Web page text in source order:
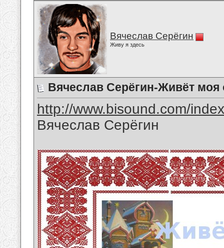
Вячеслав Серёгин
Живу я здесь
Вячеслав Серёгин-Живёт моя
http://www.bisound.com/
Вячеслав Серёгин